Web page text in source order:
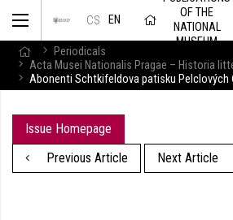
CS EN
OF THE
NATIONAL
MUSEUM
Periodicals
Acta Musei Nationalis Pragae – Historia
Abonenti Schtkifeldova patisku Pelclových
Issue Homepage
Previous Article
Next Article